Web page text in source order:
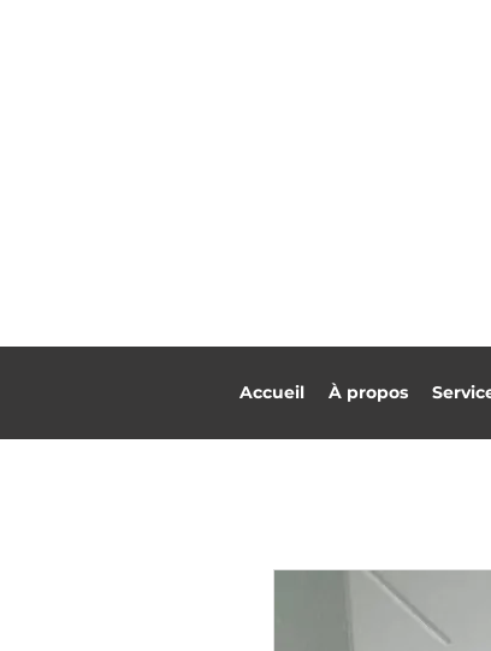
Accueil À propos